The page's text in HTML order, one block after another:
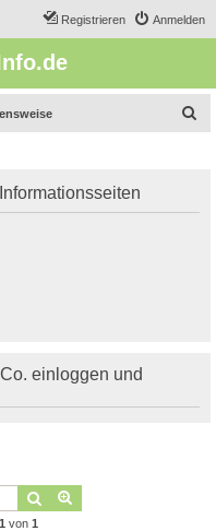
Anmelden
Registrieren
e
einloggen und
Suche
1 von 1